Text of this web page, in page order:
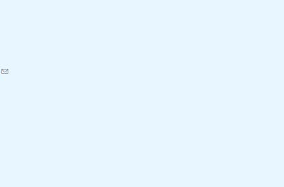
(ссылка для отправки email)